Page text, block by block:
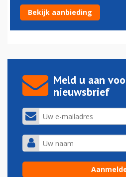
Finnair breidt uit in Zweden
19-03-2015 - 14:09
Meld u aan
nieuwsbrief
Bekijk aanbieding